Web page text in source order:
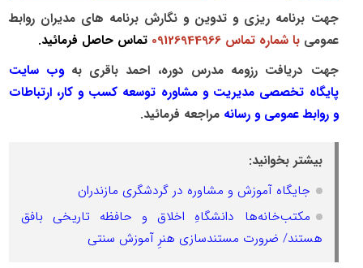
جهت برنامه ریزی و تدوین و نگارش برنامه های مدیران روابط
عمومیبا شماره تماس 09126944966
تماس حاصل فرمائید.
جهت دریافت رزومه مدرس دوره، احمد باقری به وب سایت
پایگاه تخصصی مدیریت و مشاوره توسعه کسب و کار، ارتباطات
و روابط عمومی و رسانه مراجعه فرمائید.
بیشتر بخوانید:
جایگاه آموزش و مشاوره در گردشگری مازندران
مکتب‌خانه‌ها دانشگاهِ اخلاق و حافظه تاریخی بافق
هستند/ ضرورت مستندسازی هنرِ آموزش سنتی